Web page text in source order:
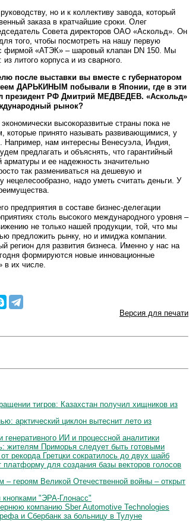
но и к коллективу завода, который
заказа в кратчайшие сроки. Олег
Совета директоров ОАО «Аскольд». Он
того, чтобы посмотреть на нашу первую
фирмой «АТЭК» – шаровый клапан DN 150. Мы
литого корпуса и из сварного.
после выставки вы вместе с губернатором
ДАРЬКИНЫМ побывали в Японии, где в эти
президент РФ Дмитрий МЕДВЕДЕВ. «Аскольд»
рынок?
высокоразвитые страны пока не
которые принято называть развивающимися, у
Например, нам интересны Венесуэла, Индия,
предлагать и объяснять, что гарантийный
арматуры и ее надежность значительно
так размениваться на дешевую и
нецелесообразно, надо уметь считать деньги. У
предприятия в составе бизнес-делегации
столь высокого международного уровня –
не только нашей продукции, той, что мы
предложить рынку, но и имиджа компании.
регион для развития бизнеса. Именно у нас на
формируются новые инновационные
в их числе.
Версия для печати
тигров: Казахстан получил хищников из
арктический циклон вытеснит лето из
ИИ и процессной аналитики
жителям Приморья следует быть готовыми
рекорда Гретцки сократилось до двух шайб
платформу для создания базы векторов голосов
– героям Великой Отечественной войны – открыт
"ЭРА-Глонасс"
компанию Sber Automotive Technologies
и Сбербанк за больницу в Тулуне